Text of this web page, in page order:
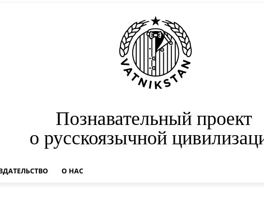
Познавательный проект
о русскоязычной
О НАС